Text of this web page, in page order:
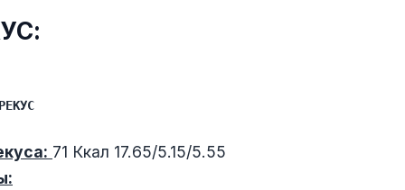
71 Ккал 17.65/5.15/5.55